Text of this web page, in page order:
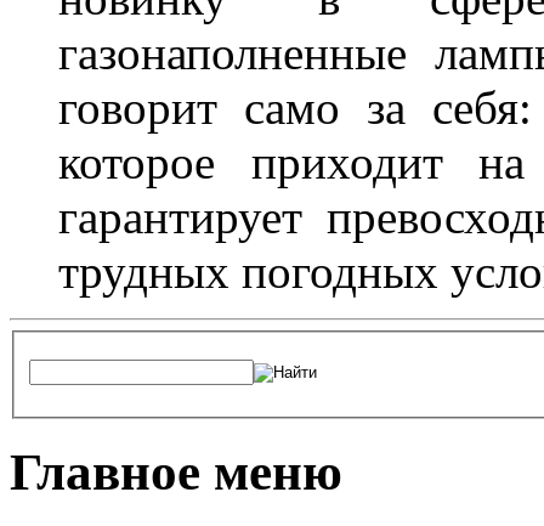
газонаполненные
говорит само за
которое приходит
гарантирует
трудных погодных
Главное меню